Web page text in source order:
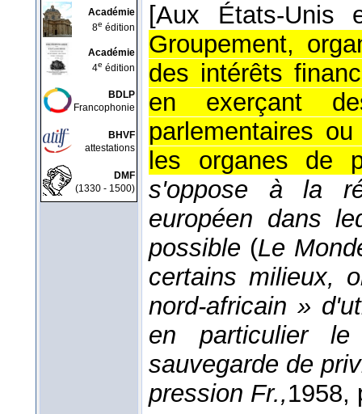
Académie
8e édition
Académie
4e édition
BDLP
Francophonie
BHVF
attestations
DMF
(1330 - 1500)
[Aux États-
Groupement,
des intérêts
en exerçant
parlementaires
les organes de
s'oppose à la
européen dans
possible (Le
certains milieux,
nord-africain »
en particulier le
sauvegarde de
pression Fr.,1958,